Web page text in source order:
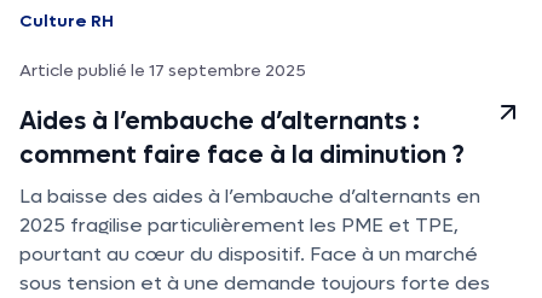
Culture RH
Article publié le 17 septembre 2025
Aides à l’embauche d’alternants :
comment faire face à la diminution ?
La baisse des aides à l’embauche d’alternants en
2025 fragilise particulièrement les PME et TPE,
pourtant au cœur du dispositif. Face à un marché
sous tension et à une demande toujours forte des